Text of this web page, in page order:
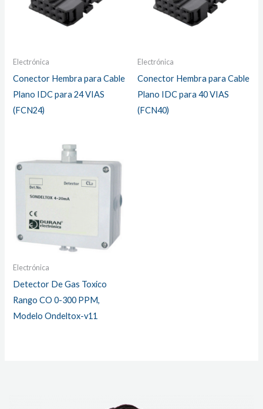
Electrónica
Conector Hembra para Cable
Plano IDC para 24 VIAS
(FCN24)
Electrónica
Conector Hembra para Cable
Plano IDC para 40 VIAS
(FCN40)
Electrónica
Detector De Gas Toxico
Rango CO 0-300 PPM,
Modelo Ondeltox-v11